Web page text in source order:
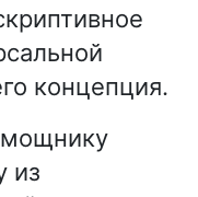
концепция.
из